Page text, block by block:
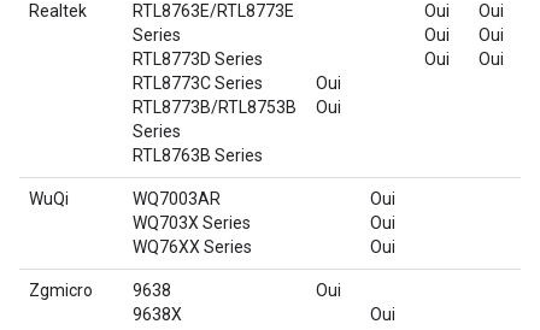
Realtek
RTL8763E/RTL8773E
Series
RTL8773D Series
RTL8773C Series
RTL8773B/RTL8753B
Series
RTL8763B Series
Oui
Oui
Oui
Oui
Oui
Oui
Oui
Oui
WuQi
WQ7003AR
WQ703X Series
WQ76XX Series
Oui
Oui
Oui
Zgmicro
9638
9638X
Oui
Oui